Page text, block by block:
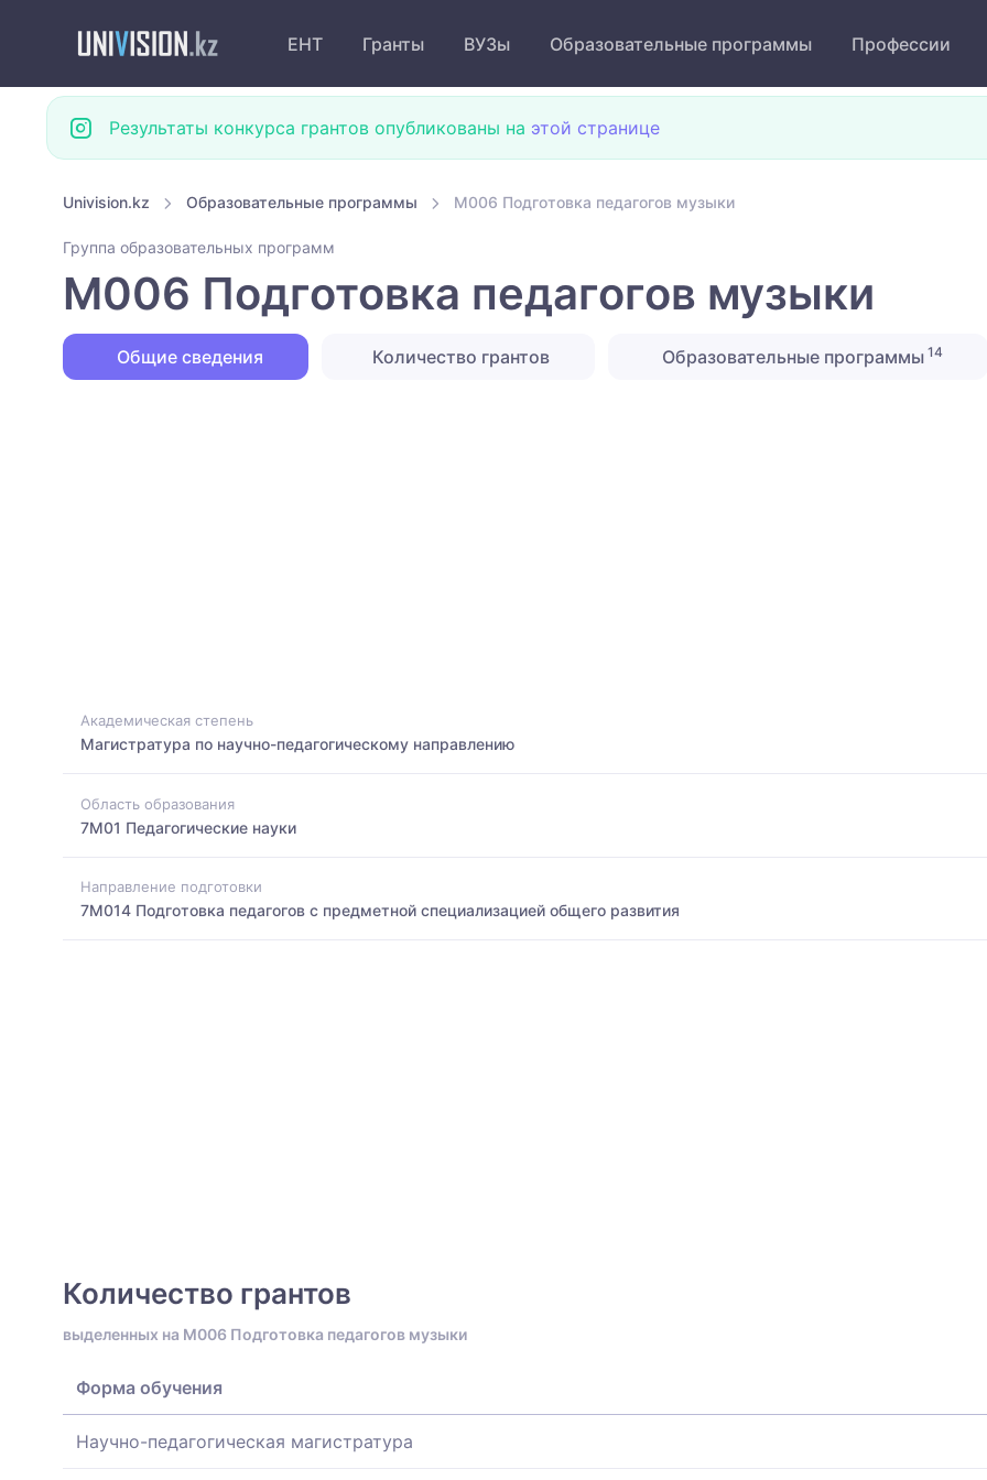
ЕНТ Гранты ВУЗы Образовательные программы Профессии
Результаты конкурса грантов опубликованы на этой странице
Univision.kz Образовательные программы M006 Подготовка педагогов музыки
Группа образовательных программ
M006 Подготовка педагогов музыки
Общие сведения Количество грантов Образовательные программы 14
Академическая степень
Магистратура по научно-педагогическому направлению
Область образования
7M01 Педагогические науки
Направление подготовки
7M014 Подготовка педагогов с предметной специализацией общего развития
Количество грантов
выделенных на M006 Подготовка педагогов музыки
Форма обучения
Научно-педагогическая магистратура